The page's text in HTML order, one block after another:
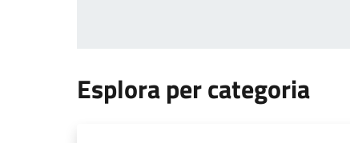
Esplora per categoria